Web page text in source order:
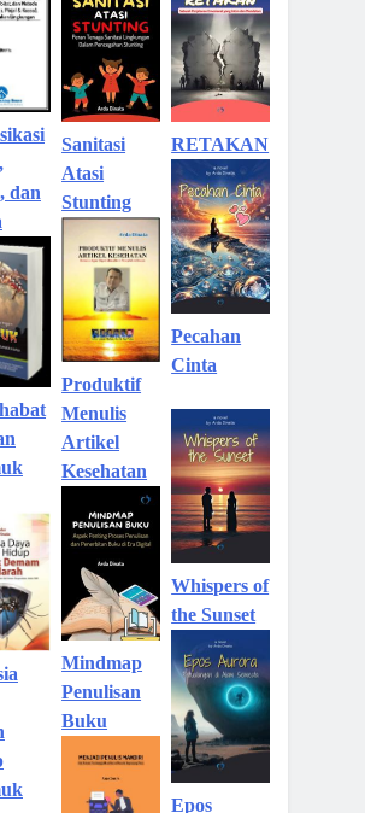
dan
Sanitasi
Atasi
Stunting
Produktif
Menulis
Artikel
Kesehatan
Mindmap
Penulisan
Buku
RETAKAN
Pecahan
Cinta
Whispers of
the Sunset
Epos